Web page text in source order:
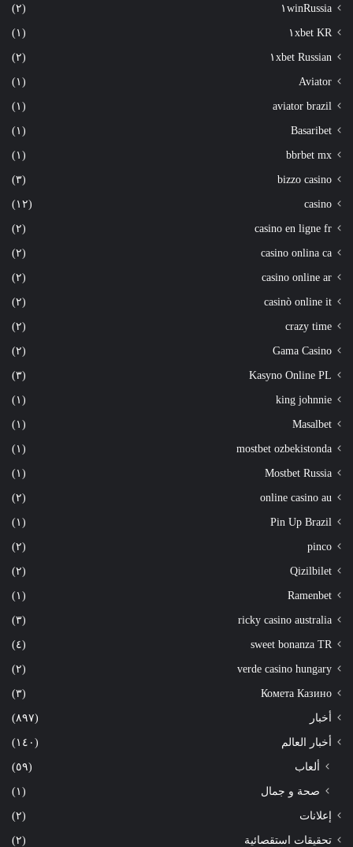
١winRussia (٢)
١xbet KR (١)
١xbet Russian (٢)
Aviator (١)
aviator brazil (١)
Basaribet (١)
bbrbet mx (١)
bizzo casino (٣)
casino (١٢)
casino en ligne fr (٢)
casino onlina ca (٢)
casino online ar (٢)
casinò online it (٢)
crazy time (٢)
Gama Casino (٢)
Kasyno Online PL (٣)
king johnnie (١)
Masalbet (١)
mostbet ozbekistonda (١)
Mostbet Russia (١)
online casino au (٢)
Pin Up Brazil (١)
pinco (٢)
Qizilbilet (٢)
Ramenbet (١)
ricky casino australia (٣)
sweet bonanza TR (٤)
verde casino hungary (٢)
Комета Казино (٣)
أخبار (٨٩٧)
أخبار العالم (١٤٠)
ألعاب
(٥٩)
صحة و جمال
(١)
إعلانات (٢)
تحقيقات استقصائية (٢)